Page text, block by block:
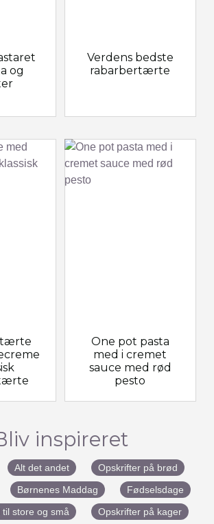
og
Verdens bedste
rabarbertærte
One pot pasta
med i cremet
sauce med rød
pesto
inspireret
Alt det andet
Opskrifter på brød
Børnenes Maddag
Fødselsdage
store og små
Opskrifter på kager